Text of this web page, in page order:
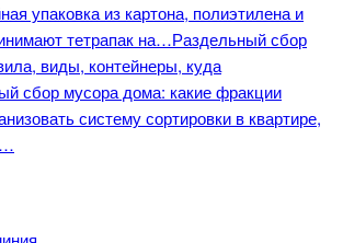
упаковка из картона, полиэтилена и
тетрапак на…Раздельный сбор
виды, контейнеры, куда
сбор мусора дома: какие фракции
систему сортировки в квартире,